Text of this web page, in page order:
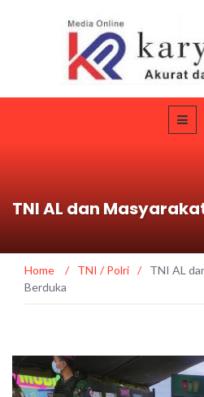
TNI AL dan
Home / TNI / Polri /
TNI AL
Berduka